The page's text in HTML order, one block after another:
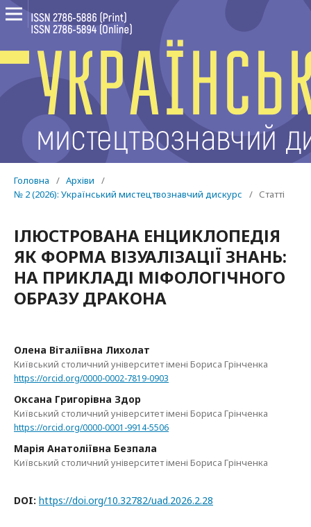
Головна / Архіви
/
№ 2 (2026): Український мистецтвознавчий дискурс
/ Статті
ІЛЮСТРОВАНА ЕНЦИКЛОПЕДІЯ
ЯК ФОРМА ВІЗУАЛІЗАЦІЇ ЗНАНЬ:
НА ПРИКЛАДІ МІФОЛОГІЧНОГО
ОБРАЗУ ДРАКОНА
Олена Віталіївна Лихолат
Київський столичний університет імені Бориса Грінченка
https://orcid.org/0000-0002-7819-0903
Оксана Григорівна Здор
Київський столичний університет імені Бориса Грінченка
https://orcid.org/0000-0001-9914-5506
Марія Анатоліївна Безпала
Київський столичний університет імені Бориса Грінченка
DOI: https://doi.org/10.32782/uad.2026.2.28